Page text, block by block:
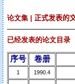
论文集 正式发表的
已经发表的论文目录
序号 卷册
1 1990.4